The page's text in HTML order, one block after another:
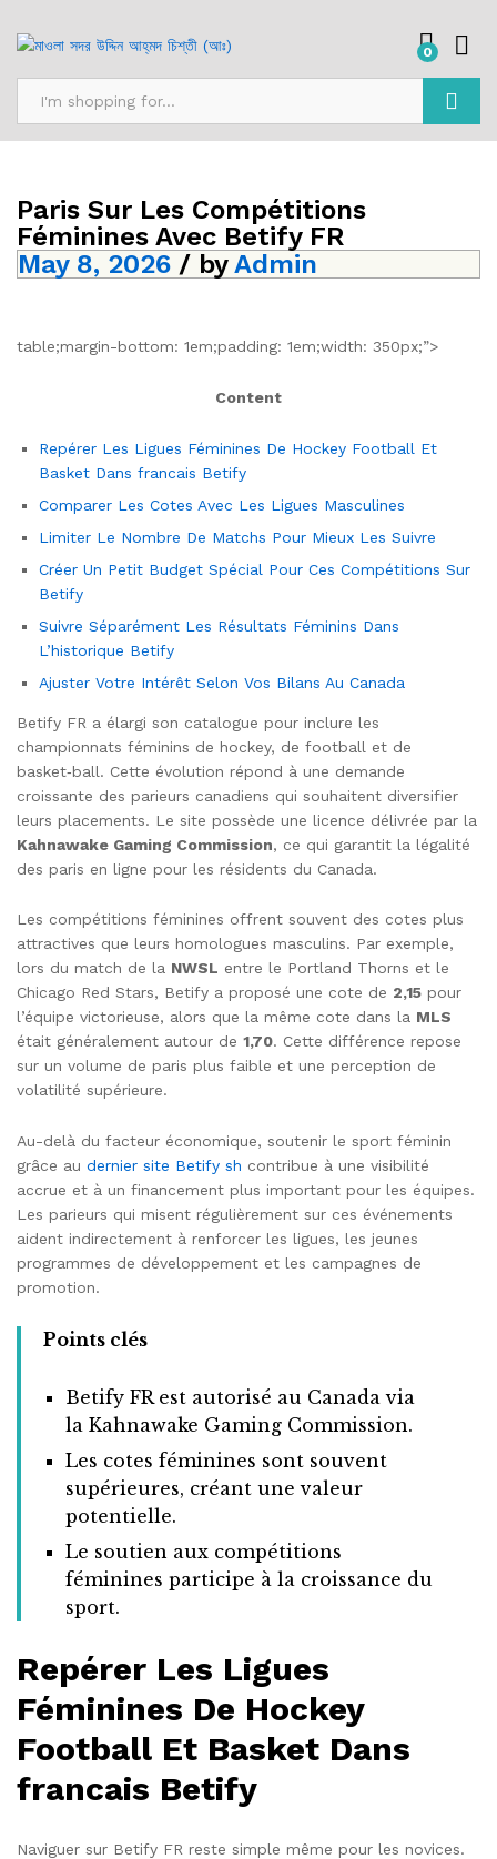
0
Paris Sur Les Compétitions
Féminines Avec Betify FR
May 8, 2026 / byAdmin
table;margin-bottom: 1em;padding: 1em;width: 350px;”>
Content
Repérer Les Ligues Féminines De Hockey Football Et
Basket Dans francais Betify
Comparer Les Cotes Avec Les Ligues Masculines
Limiter Le Nombre De Matchs Pour Mieux Les Suivre
Créer Un Petit Budget Spécial Pour Ces Compétitions Sur
Betify
Suivre Séparément Les Résultats Féminins Dans
L’historique Betify
Ajuster Votre Intérêt Selon Vos Bilans Au Canada
Betify FR a élargi son catalogue pour inclure les
championnats féminins de hockey, de football et de
basket‑ball. Cette évolution répond à une demande
croissante des parieurs canadiens qui souhaitent diversifier
leurs placements. Le site possède une licence délivrée par la
Kahnawake Gaming Commission, ce qui garantit la légalité
des paris en ligne pour les résidents du Canada.
Les compétitions féminines offrent souvent des cotes plus
attractives que leurs homologues masculins. Par exemple,
lors du match de la NWSL entre le Portland Thorns et le
Chicago Red Stars, Betify a proposé une cote de 2,15 pour
l’équipe victorieuse, alors que la même cote dans la MLS
était généralement autour de 1,70. Cette différence repose
sur un volume de paris plus faible et une perception de
volatilité supérieure.
Au-delà du facteur économique, soutenir le sport féminin
grâce au dernier site Betify sh contribue à une visibilité
accrue et à un financement plus important pour les équipes.
Les parieurs qui misent régulièrement sur ces événements
aident indirectement à renforcer les ligues, les jeunes
programmes de développement et les campagnes de
promotion.
Points clés
Betify FR est autorisé au Canada via
la Kahnawake Gaming Commission.
Les cotes féminines sont souvent
supérieures, créant une valeur
potentielle.
Le soutien aux compétitions
féminines participe à la croissance du
sport.
Repérer Les Ligues
Féminines De Hockey
Football Et Basket Dans
francais Betify
Naviguer sur Betify FR reste simple même pour les novices.